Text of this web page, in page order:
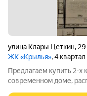
улица Клары Цеткин, 29
ЖК «Крылья», 4
Предлагаем купить 2-х
современном доме,